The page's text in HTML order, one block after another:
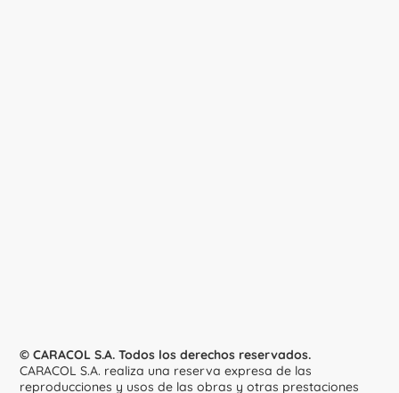
© CARACOL S.A. Todos los derechos reservados.
CARACOL S.A. realiza una reserva expresa de las
reproducciones y usos de las obras y otras prestaciones